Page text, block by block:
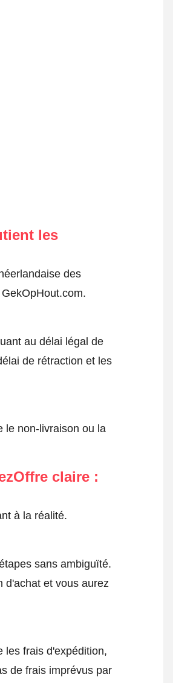
les
des
au délai légal de
de rétraction et les
le non-livraison ou la
claire :
à la réalité.
sans ambiguïté.
d'achat et vous aurez
les frais d'expédition,
de frais imprévus par